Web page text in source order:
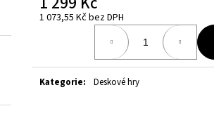
1 073,55 Kč bez DPH
Kategorie: Deskové hry